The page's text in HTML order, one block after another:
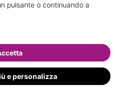
pulsante o continuando a
e personalizza